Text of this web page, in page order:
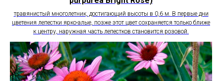
травянистый многолетник, достигающий высоты в 0,6 м. В первые дни
цветения лепестки ярко-алые, позже этот цвет сохраняется только ближе
к центру, наружная часть лепестков становится розовой.